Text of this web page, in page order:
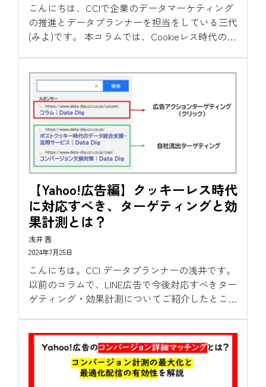
こんにちは、CCIで企業のデータマーケティング
の推進とデータプランナーを担当をしている三代
(みよ)です。 本コラムでは、Cookieレス時代のコ
その特徴を解説しております。...
【Yahoo!広告編】クッキーレス時代
に対応すべき、ターゲティングと効
果計測とは？
浅井 茜
2024年7月25日
こんにちは。CCI データプランナーの浅井です。
以前のコラムで、LINE広告で今後対応すべきター
ゲティング・効果計測についてご紹介したところ
キーレス対策を解説いたします。...